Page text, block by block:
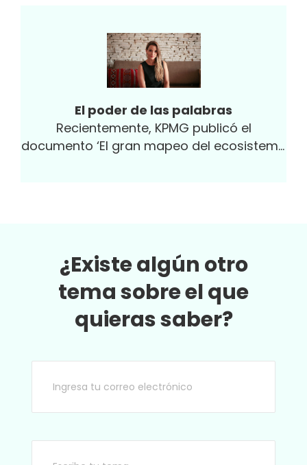
El poder de las palabras
Recientemente, KPMG publicó el
documento ‘El gran mapeo del ecosistema
desarrollo del emprendimiento.
¿Existe algún otro
tema sobre el que
quieras saber?